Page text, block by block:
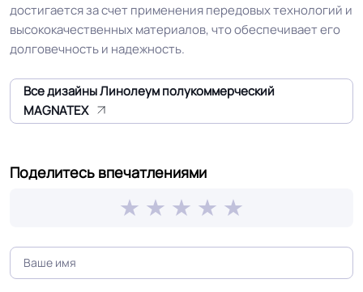
Доп. защита рабочего
слоя
Коэффициент
противоскольжения
R10
Форма поставки и мин.
достигается за счет применения передовых технологий и
высококачественных материалов, что обеспечивает его
долговечность и надежность.
Все дизайны Линолеум полукоммерческий
MAGNATEX
Поделитесь впечатлениями